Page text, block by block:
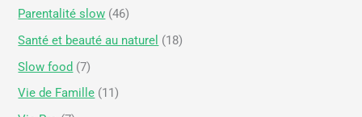
Parentalité slow (46)
Santé et beauté au naturel (18)
Slow food (7)
Vie de Famille (11)